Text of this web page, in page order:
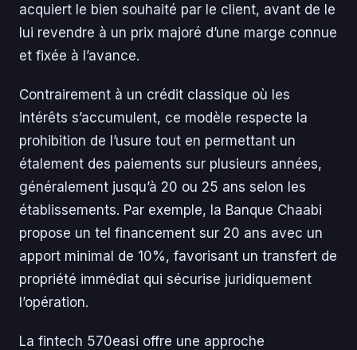
acquiert le bien souhaité par le client, avant de le
lui revendre à un prix majoré d’une marge connue
et fixée à l’avance.
Contrairement à un crédit classique où les
intérêts s’accumulent, ce modèle respecte la
prohibition de l’usure tout en permettant un
étalement des paiements sur plusieurs années,
généralement jusqu’à 20 ou 25 ans selon les
établissements. Par exemple, la Banque Chaabi
propose un tel financement sur 20 ans avec un
apport minimal de 10%, favorisant un transfert de
propriété immédiat qui sécurise juridiquement
l’opération.
La fintech 570easi offre une approche